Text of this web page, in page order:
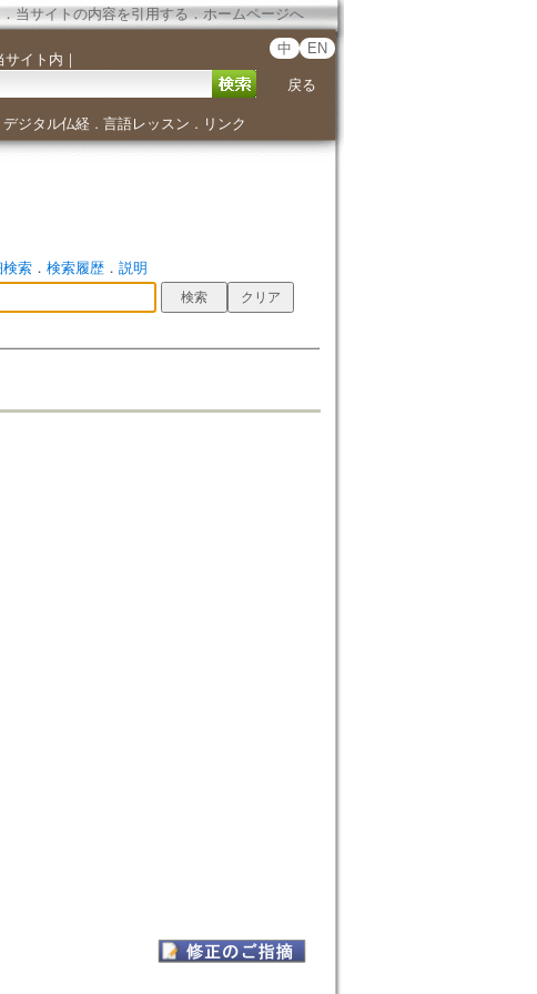
．当サイトの内容を引用する ． ホームページへ
サイト内 ｜
中 EN
戻る
デジタル仏経． 言語レッスン ． リンク
検索． 検索履歴． 説明